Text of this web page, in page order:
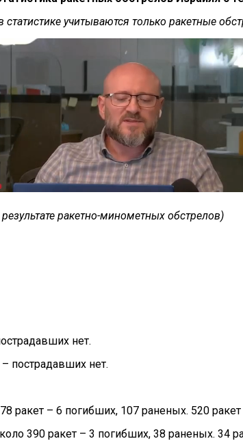
статистике учитываются только ракетные
ракетно-минометных обстрелов)
нет.
пострадавших нет.
ракет – 6 погибших, 107 раненых. 520
390 ракет – 3 погибших, 38 раненых. 34